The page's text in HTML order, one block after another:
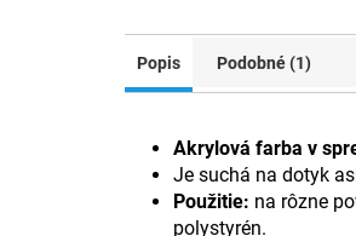
Popis Podobné (1)
Akrylová farba v
Je suchá na dotyk
Použitie: na rôzne
polystyrén.